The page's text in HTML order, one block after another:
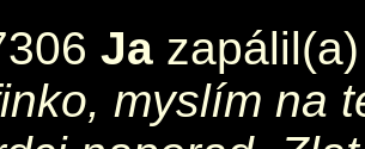
Ja
myslím na